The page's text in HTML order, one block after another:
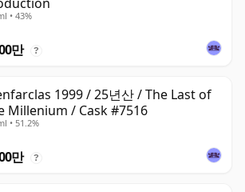
• 43%
만 ?
1999 / 25년산 / The Last of
Millenium / Cask #7516
• 51.2%
만 ?